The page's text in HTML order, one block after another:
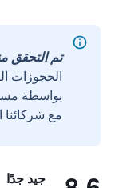
تم التحقق منه
الحجوزات
مع شركائنا
جيد جدًا